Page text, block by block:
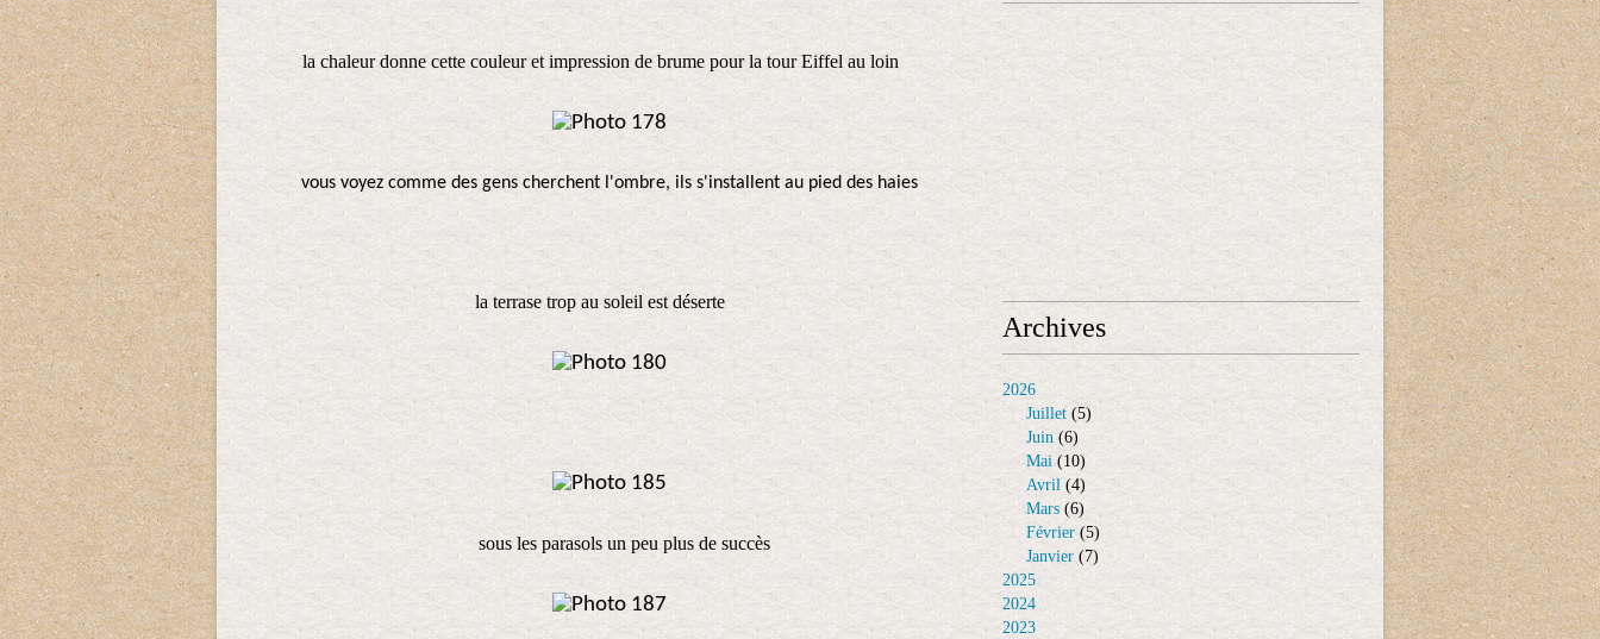
la chaleur donne cette couleur et impression de brume pour la tour Eiffel au loin
vous voyez comme des gens cherchent l'ombre, ils s'installent au pied des haies
la terrase trop au soleil est déserte
sous les parasols un peu plus de succès
Archives
2026
Juillet (5)
Juin (6)
Mai (10)
Avril (4)
Mars (6)
Février (5)
Janvier (7)
2025
2024
2023